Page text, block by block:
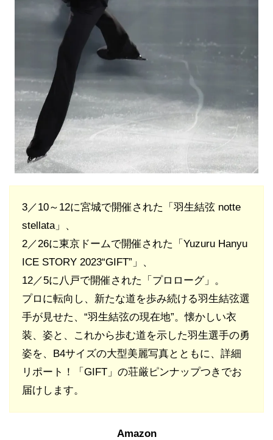
3／10～12に宮城で開催された「羽生結弦 notte
stellata」、
2／26に東京ドームで開催された「Yuzuru Hanyu
ICE STORY 2023“GIFT”」、
12／5に八戸で開催された「プロローグ」。
プロに転向し、新たな道を歩み続ける羽生結弦選
手が見せた、“羽生結弦の現在地”。懐かしい衣
装、姿と、これから歩む道を示した羽生選手の勇
姿を、B4サイズの大型美麗写真とともに、詳細
リポート！「GIFT」の荘厳ピンナップつきでお
届けします。
Amazon